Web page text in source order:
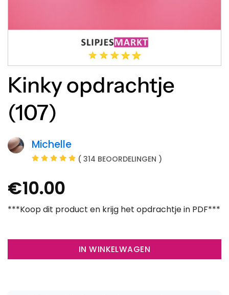
Kinky opdrachtje
(107)
Michelle
( 314 BEOORDELINGEN )
€10.00
***Koop dit product en krijg het opdrachtje in PDF***
IN WINKELWAGEN